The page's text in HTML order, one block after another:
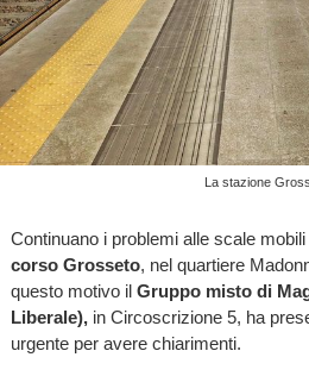
La stazione
Continuano i problemi alle scale
corso Grosseto, nel quartiere
questo motivo il Gruppo misto di
Liberale),in Circoscrizione 5, ha
urgente per avere chiarimenti.